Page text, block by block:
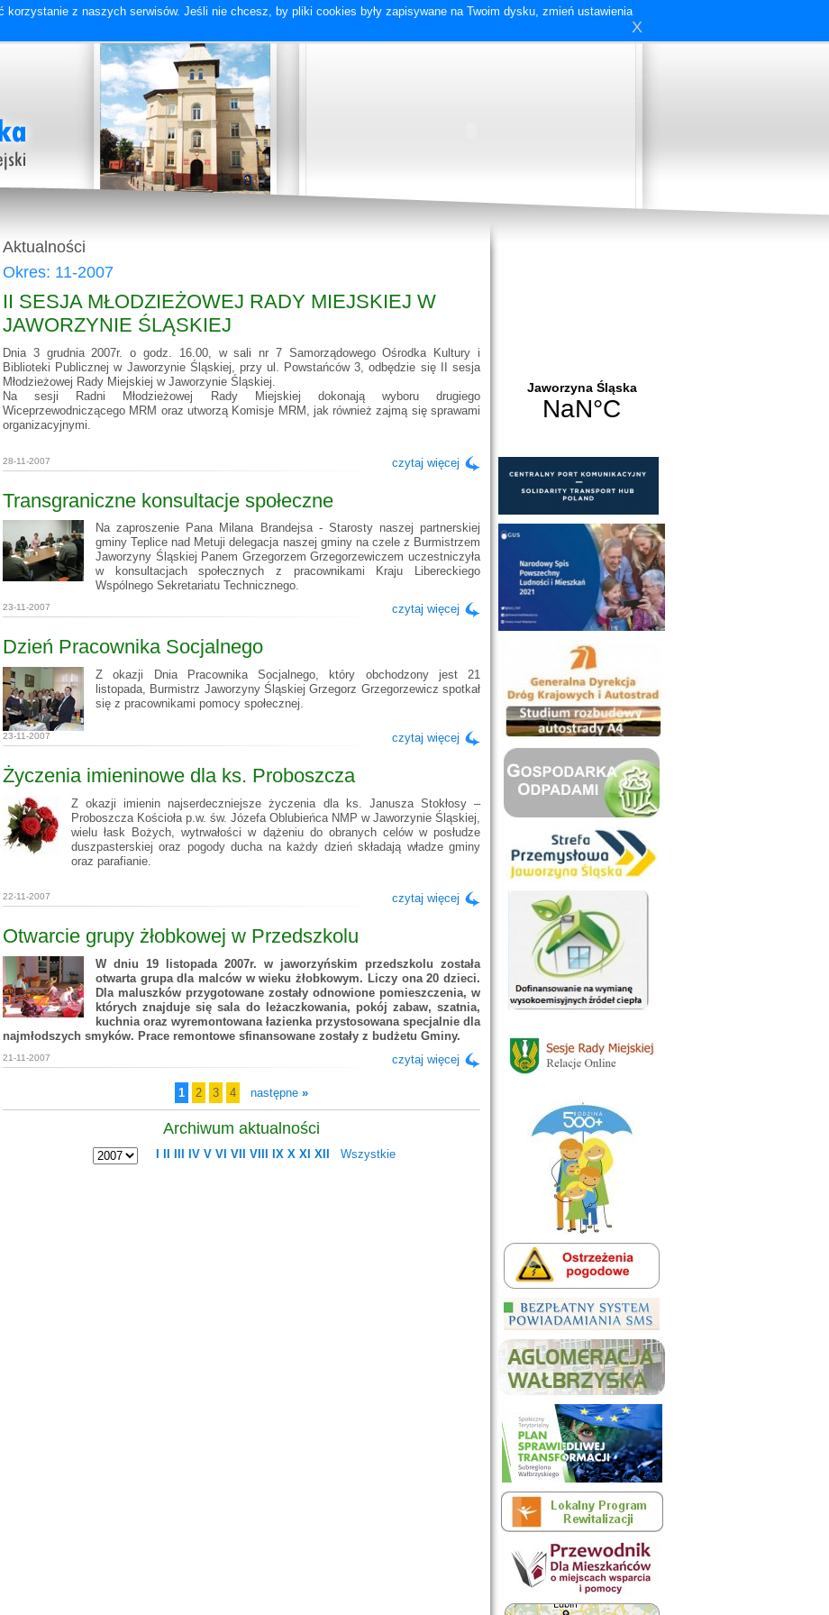
Aktualności
Okres: 11-2007
II SESJA MŁODZIEŻOWEJ RADY MIEJSKIEJ W
JAWORZYNIE ŚLĄSKIEJ
Dnia 3 grudnia 2007r. o godz. 16.00, w sali nr 7 Samorządowego Ośrodka Kultury i
Biblioteki Publicznej w Jaworzynie Śląskiej, przy ul. Powstańców 3, odbędzie się II sesja
Młodzieżowej Rady Miejskiej w Jaworzynie Śląskiej.
Na sesji Radni Młodzieżowej Rady Miejskiej dokonają wyboru drugiego
Wiceprzewodniczącego MRM oraz utworzą Komisje MRM, jak również zajmą się sprawami
organizacyjnymi.
28-11-2007 czytaj więcej
Transgraniczne konsultacje społeczne
Na zaproszenie Pana Milana Brandejsa - Starosty naszej partnerskiej
gminy Teplice nad Metuji delegacja naszej gminy na czele z Burmistrzem
Jaworzyny Śląskiej Panem Grzegorzem Grzegorzewiczem uczestniczyła
w konsultacjach społecznych z pracownikami Kraju Libereckiego
Wspólnego Sekretariatu Technicznego.
23-11-2007 czytaj więcej
Dzień Pracownika Socjalnego
Z okazji Dnia Pracownika Socjalnego, który obchodzony jest 21
listopada, Burmistrz Jaworzyny Śląskiej Grzegorz Grzegorzewicz spotkał
się z pracownikami pomocy społecznej.
23-11-2007 czytaj więcej
Życzenia imieninowe dla ks. Proboszcza
Z okazji imienin najserdeczniejsze życzenia dla ks. Janusza Stokłosy –
Proboszcza Kościoła p.w. św. Józefa Oblubieńca NMP w Jaworzynie Śląskiej,
wielu łask Bożych, wytrwałości w dążeniu do obranych celów w posłudze
duszpasterskiej oraz pogody ducha na każdy dzień składają władze gminy
oraz parafianie.
22-11-2007 czytaj więcej
Otwarcie grupy żłobkowej w Przedszkolu
W dniu 19 listopada 2007r. w jaworzyńskim przedszkolu została
otwarta grupa dla malców w wieku żłobkowym. Liczy ona 20 dzieci.
Dla maluszków przygotowane zostały odnowione pomieszczenia, w
których znajduje się sala do leżaczkowania, pokój zabaw, szatnia,
kuchnia oraz wyremontowana łazienka przystosowana specjalnie dla
najmłodszych smyków. Prace remontowe sfinansowane zostały z budżetu Gminy.
21-11-2007 czytaj więcej
1 2 3 4 następne »
Archiwum aktualności
I II III IV V VI VII VIII IX X XI XII Wszystkie
korzystanie z naszych serwisów. Jeśli nie chcesz, by pliki cookies były zapisywane na Twoim dysku, zmień ustawienia
X